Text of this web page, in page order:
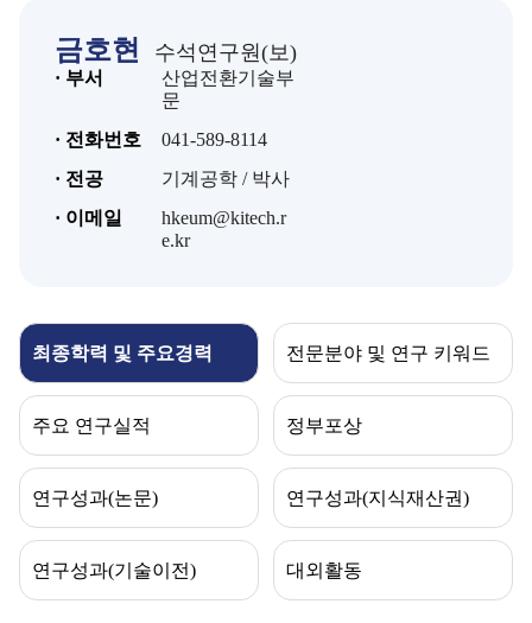
금호현 수석연구원(보)
· 부서
산업전환기술부
문
· 전화번호
041-589-8114
· 전공
기계공학 / 박사
· 이메일
hkeum@kitech.r
e.kr
최종학력 및 주요경력 전문분야 및 연구 키워드
주요 연구실적 정부포상
연구성과(논문) 연구성과(지식재산권)
연구성과(기술이전) 대외활동